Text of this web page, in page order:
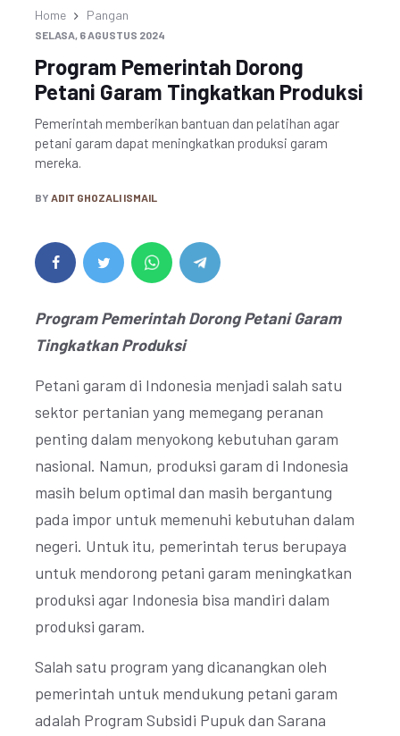
Home Pangan
SELASA, 6 AGUSTUS 2024
Program Pemerintah Dorong
Petani Garam Tingkatkan Produksi
Pemerintah memberikan bantuan dan pelatihan agar
petani garam dapat meningkatkan produksi garam
mereka.
BY ADIT GHOZALI ISMAIL
Program Pemerintah Dorong Petani Garam
Tingkatkan Produksi
Petani garam di Indonesia menjadi salah satu
sektor pertanian yang memegang peranan
penting dalam menyokong kebutuhan garam
nasional. Namun, produksi garam di Indonesia
masih belum optimal dan masih bergantung
pada impor untuk memenuhi kebutuhan dalam
negeri. Untuk itu, pemerintah terus berupaya
untuk mendorong petani garam meningkatkan
produksi agar Indonesia bisa mandiri dalam
produksi garam.
Salah satu program yang dicanangkan oleh
pemerintah untuk mendukung petani garam
adalah Program Subsidi Pupuk dan Sarana